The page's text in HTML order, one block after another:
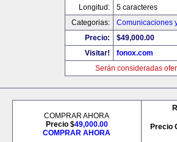
Longitud:
5 caracteres
Categorias:
Comunicaciones
Precio:
$49,000.00
Visitar!
fonox.com
Serán consideradas
COMPRAR AHORA
Precio $49,000.00
COMPRAR AHORA
Precio